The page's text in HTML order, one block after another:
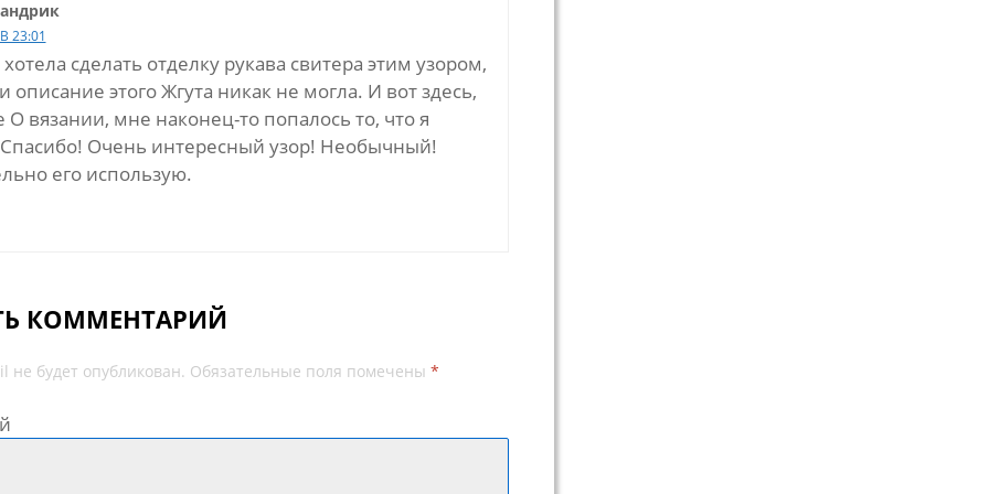
23:01
сделать отделку рукава свитера этим узором,
описание этого Жгута никак не могла. И вот здесь,
О вязании, мне наконец-то попалось то, что я
Очень интересный узор! Необычный!
его использую.
КОММЕНТАРИЙ
не будет опубликован. Обязательные поля помечены *